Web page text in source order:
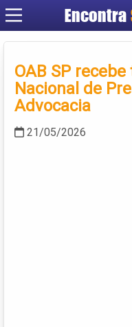
Encontra
OAB SP
Nacional de
Advocacia
21/05/2026